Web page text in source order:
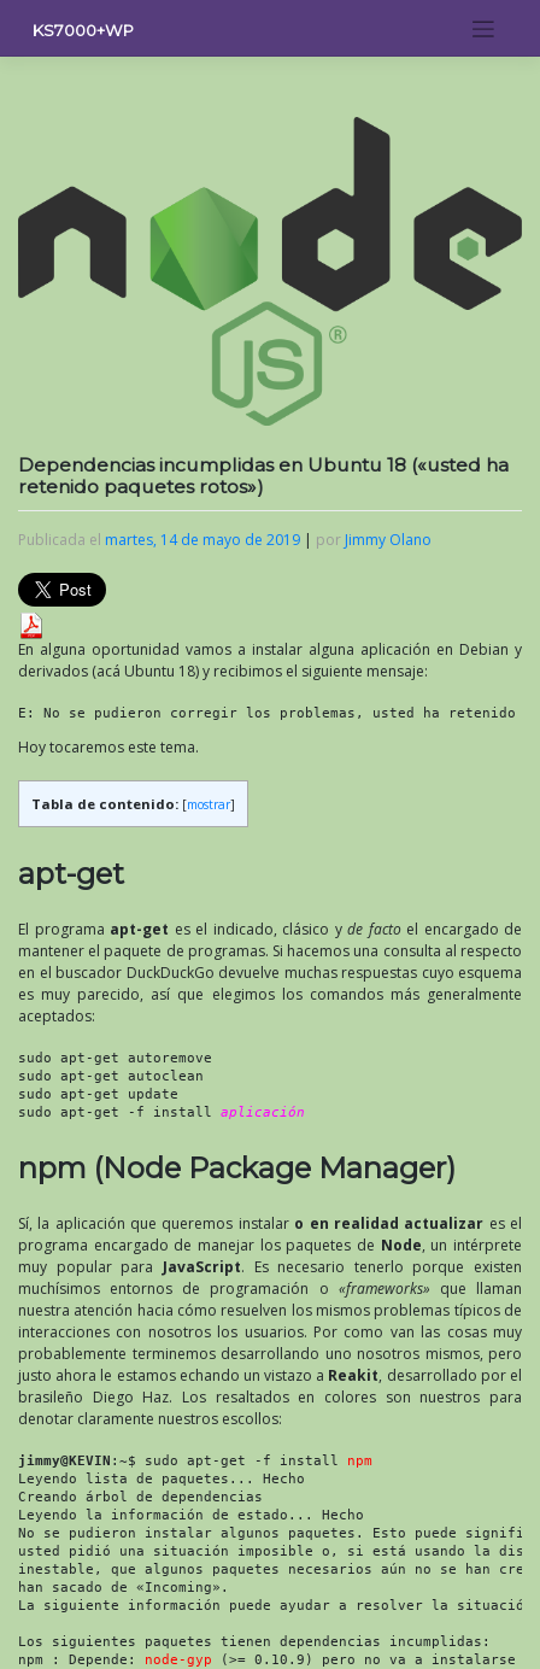
contenido
KS7000+WP
Dependencias incumplidas en Ubuntu 18 («usted ha
retenido paquetes rotos»)
Publicada el martes, 14 de mayo de 2019 | por Jimmy Olano
En alguna oportunidad vamos a instalar alguna aplicación en Debian y
derivados (acá Ubuntu 18) y recibimos el siguiente mensaje:
E: No se pudieron corregir los problemas, usted ha retenido
Hoy tocaremos este tema.
Tabla de contenido: [mostrar]
apt-get
El programa apt-get es el indicado, clásico y de factoel encargado de
mantener el paquete de programas. Si hacemos una consulta al respecto
en el buscador DuckDuckGo devuelve muchas respuestas cuyo esquema
es muy parecido, así que elegimos los comandos más generalmente
aceptados:
sudo apt-get autoremove
sudo apt-get autoclean
sudo apt-get update
sudo apt-get -f install aplicación
npm (Node Package Manager)
Sí, la aplicación que queremos instalar o en realidad actualizar es el
programa encargado de manejar los paquetes de Node, un intérprete
muy popular para JavaScript. Es necesario tenerlo porque existen
muchísimos entornos de programación o «frameworks» que llaman
nuestra atención hacia cómo resuelven los mismos problemas típicos de
interacciones con nosotros los usuarios. Por como van las cosas muy
probablemente terminemos desarrollando uno nosotros mismos, pero
justo ahora le estamos echando un vistazo a Reakit, desarrollado por el
brasileño Diego Haz. Los resaltados en colores son nuestros para
denotar claramente nuestros escollos:
jimmy@KEVIN :~$ sudo apt-get -f install npm
Leyendo lista de paquetes... Hecho
Creando árbol de dependencias
Leyendo la información de estado... Hecho
No se pudieron instalar algunos paquetes. Esto puede
usted pidió una situación imposible o, si está usando la
inestable, que algunos paquetes necesarios aún no se han
han sacado de «Incoming».
La siguiente información puede ayudar a resolver la situación:
Los siguientes paquetes tienen dependencias incumplidas:
npm : Depende: node-gyp (>= 0.10.9) pero no va a instalarse